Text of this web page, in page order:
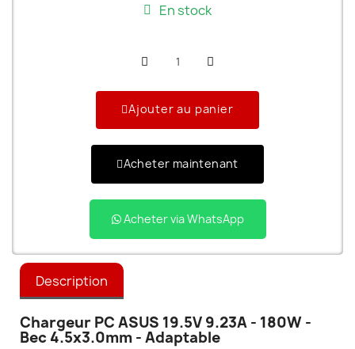
En stock
Ajouter au panier
Acheter maintenant
Acheter via WhatsApp
Description
Chargeur PC ASUS 19.5V 9.23A - 180W -
Bec 4.5x3.0mm - Adaptable